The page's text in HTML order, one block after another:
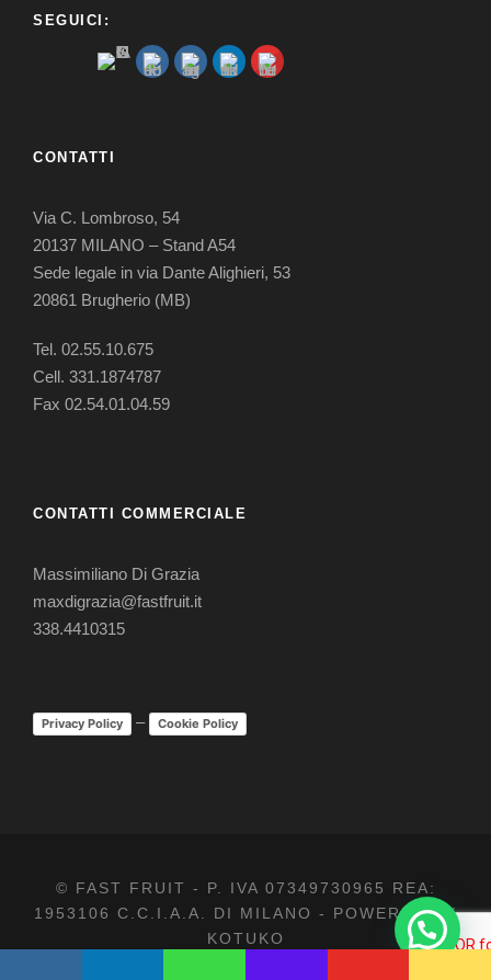
SEGUICI:
CONTATTI
Via C. Lombroso, 54
20137 MILANO – Stand A54
Sede legale in via Dante Alighieri, 53
20861 Brugherio (MB)
Tel. 02.55.10.675
Cell. 331.1874787
Fax 02.54.01.04.59
CONTATTI COMMERCIALE
Massimiliano Di Grazia
maxdigrazia@fastfruit.it
338.4410315
Privacy Policy – Cookie Policy
© FAST FRUIT - P. IVA 07349730965 REA:
1953106 C.C.I.A.A. DI MILANO - POWERED BY
KOTUKO